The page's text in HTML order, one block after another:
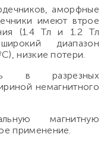
аморфные
имеют втрое
(1.4 Тл и 1.2 Тл
диапазон
низкие потери.
в разрезных
немагнитного
магнитную
применение.